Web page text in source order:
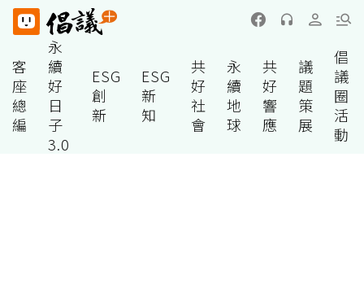
客
座
總
編
永
續
好
日
子
3.0
ESG
創
新
ESG
新
知
共
好
社
會
永
續
地
球
共
好
響
應
議
題
策
展
倡
議
圈
活
動